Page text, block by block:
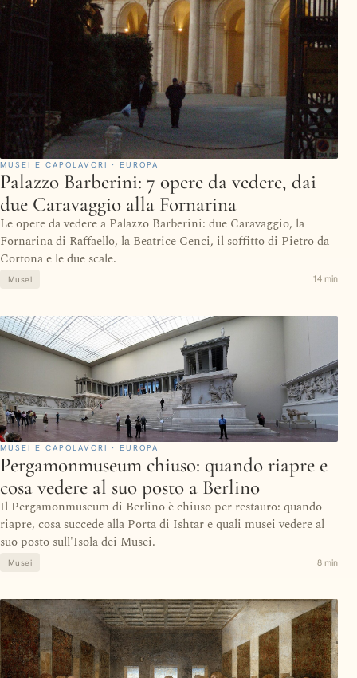
MUSEI E CAPOLAVORI · EUROPA
Palazzo Barberini: 7 opere da vedere, dai
due Caravaggio alla Fornarina
Le opere da vedere a Palazzo Barberini: due Caravaggio, la
Fornarina di Raffaello, la Beatrice Cenci, il soffitto di Pietro da
Cortona e le due scale.
Musei 14 min
MUSEI E CAPOLAVORI · EUROPA
Pergamonmuseum chiuso: quando riapre e
cosa vedere al suo posto a Berlino
Il Pergamonmuseum di Berlino è chiuso per restauro: quando
riapre, cosa succede alla Porta di Ishtar e quali musei vedere al
suo posto sull'Isola dei Musei.
Musei 8 min